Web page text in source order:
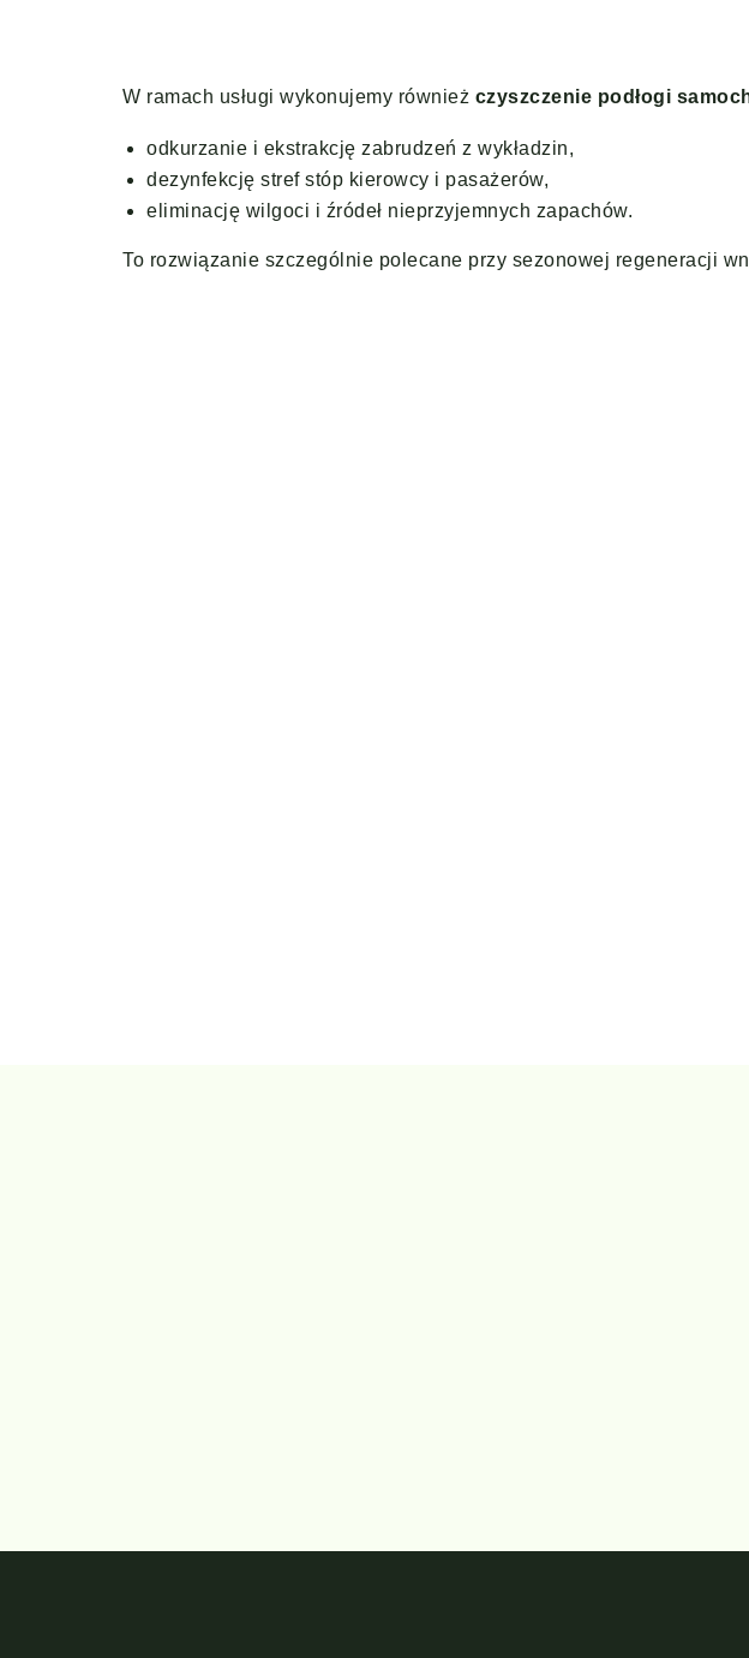
W ramach usługi wykonujemy również czyszczenie podłogi
odkurzanie i ekstrakcję zabrudzeń z wykładzin,
dezynfekcję stref stóp kierowcy i pasażerów,
eliminację wilgoci i źródeł nieprzyjemnych zapachów.
To rozwiązanie szczególnie polecane przy sezonowej regeneracji